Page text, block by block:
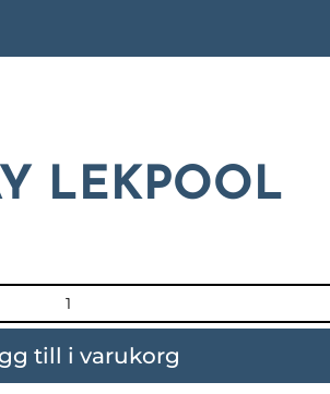
LEKPOOL
till i varukorg